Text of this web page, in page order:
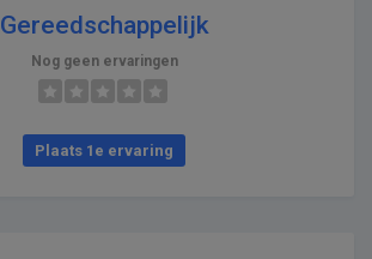
Gereedschappelijk
Nog geen ervaringen
Plaats 1e ervaring